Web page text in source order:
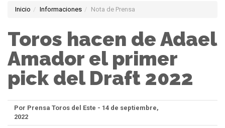
Inicio Informaciones Nota de Prensa
Toros hacen de Adael
Amador el primer
pick del Draft 2022
Por Prensa Toros del Este - 14 de septiembre,
2022